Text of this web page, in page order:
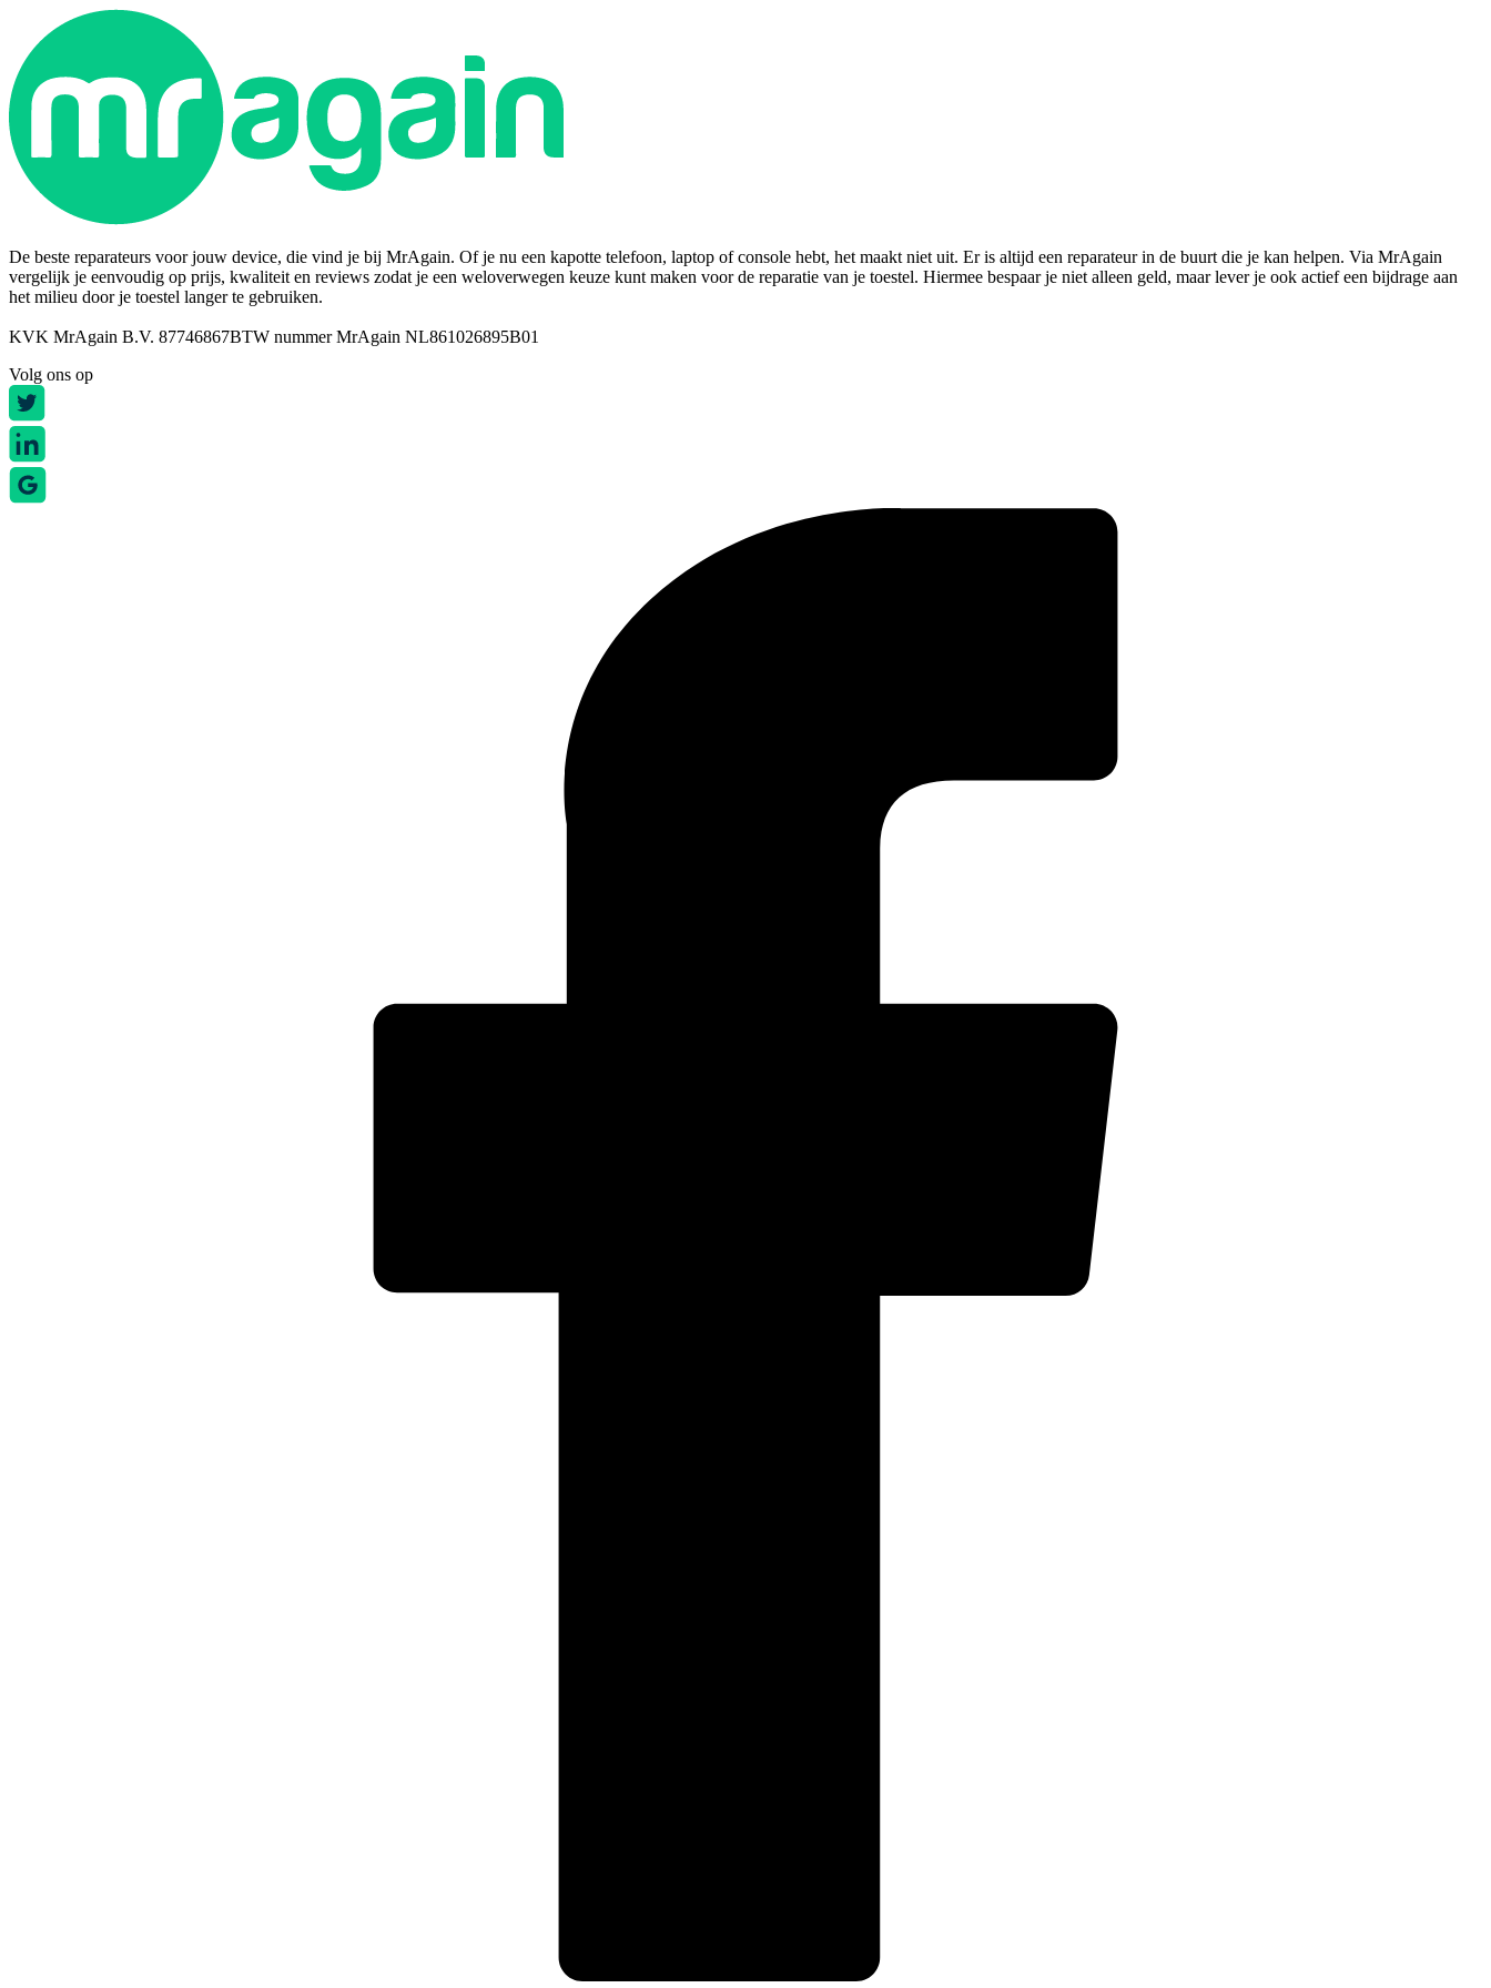
De beste reparateurs voor jouw device, die vind je bij MrAgain. Of je nu een kapotte telefoon, laptop of console hebt, het maakt niet uit. Er is altijd een reparateur in de buurt die je kan helpen. Via MrAgain
vergelijk je eenvoudig op prijs, kwaliteit en reviews zodat je een weloverwegen keuze kunt maken voor de reparatie van je toestel. Hiermee bespaar je niet alleen geld, maar lever je ook actief een bijdrage aan
het milieu door je toestel langer te gebruiken.
KVK MrAgain B.V. 87746867BTW nummer MrAgain NL861026895B01
Volg ons op